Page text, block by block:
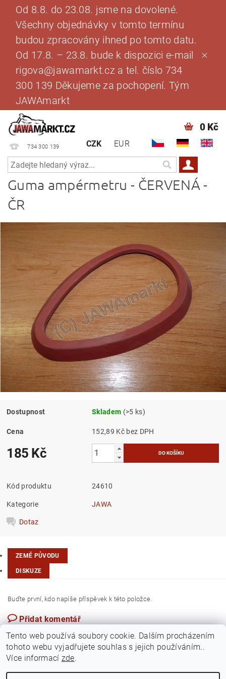
Od 8.8. do 23.08. jsme na dovolené.
Všechny objednávky v tomto termínu
budou zpracovány ihned po tomto datu.
Od 17.8. – 23.8. bude k dispozici e-mail
rigova@jawamarkt.cz a tel. číslo 734
300 139 Děkujeme za pochopení. Tým
JAWAmarkt
734 300 139 CZK EUR
0 Kč
Guma ampérmetru - ČERVENÁ -
ČR
Dostupnost Skladem (>5 ks)
Cena 152,89 Kč bez DPH
185 Kč
Kód produktu 24610
Kategorie JAWA
Dotaz
ZEMĚ PŮVODU
DISKUZE
Buďte první, kdo napíše příspěvek k této položce.
Přidat komentář
Tento web používá soubory cookie. Dalším procházením
tohoto webu vyjadřujete souhlas s jejich používáním..
Více informací zde.